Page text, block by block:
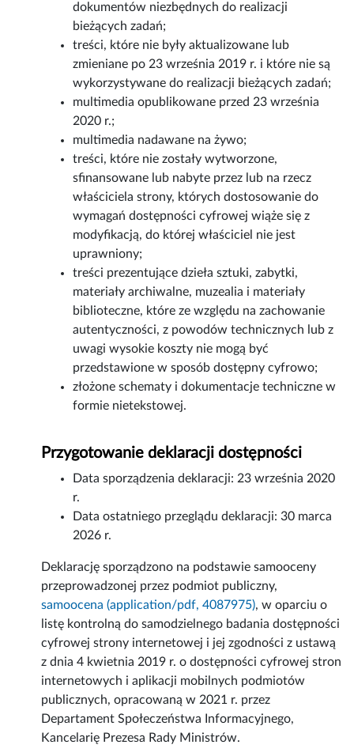
dokumentów niezbędnych do realizacji
bieżących zadań;
treści, które nie były aktualizowane lub
zmieniane po 23 września 2019 r. i które nie są
wykorzystywane do realizacji bieżących zadań;
multimedia opublikowane przed 23 września
2020 r.;
multimedia nadawane na żywo;
treści, które nie zostały wytworzone,
sfinansowane lub nabyte przez lub na rzecz
właściciela strony, których dostosowanie do
wymagań dostępności cyfrowej wiąże się z
modyfikacją, do której właściciel nie jest
uprawniony;
treści prezentujące dzieła sztuki, zabytki,
materiały archiwalne, muzealia i materiały
biblioteczne, które ze względu na zachowanie
autentyczności, z powodów technicznych lub z
uwagi wysokie koszty nie mogą być
przedstawione w sposób dostępny cyfrowo;
złożone schematy i dokumentacje techniczne w
formie nietekstowej.
Przygotowanie deklaracji dostępności
Data sporządzenia deklaracji: 23 września 2020
r.
Data ostatniego przeglądu deklaracji:30 marca
2026 r.
Deklarację sporządzono na podstawie samooceny
przeprowadzonej przez podmiot publiczny,
samoocena (application/pdf, 4087975), w oparciu o
listę kontrolną do samodzielnego badania dostępności
cyfrowej strony internetowej i jej zgodności z ustawą
z dnia 4 kwietnia 2019 r. o dostępności cyfrowej stron
internetowych i aplikacji mobilnych podmiotów
publicznych, opracowaną w 2021 r. przez
Departament Społeczeństwa Informacyjnego,
Kancelarię Prezesa Rady Ministrów.